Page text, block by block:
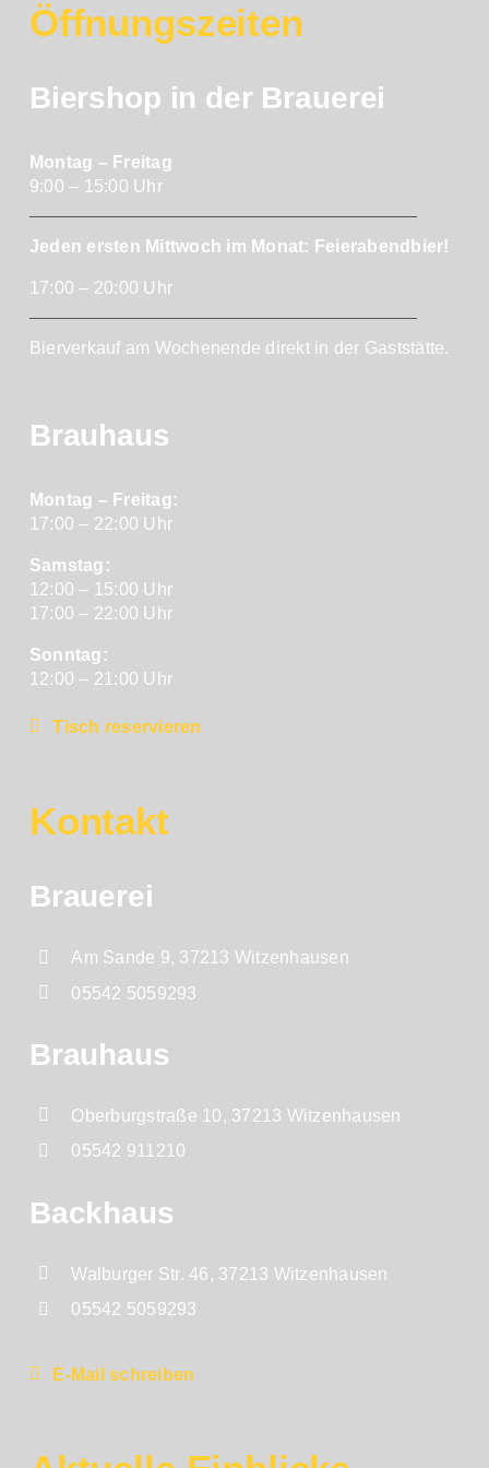
Öffnungszeiten
Biershop in der Brauerei
Montag – Freitag
9:00 – 15:00 Uhr
Jeden ersten Mittwoch im Monat: Feierabendbier!
17:00 – 20:00 Uhr
Bierverkauf am Wochenende direkt in der Gaststätte.
Brauhaus
Montag – Freitag:
17:00 – 22:00 Uhr
Samstag:
12:00 – 15:00 Uhr
17:00 – 22:00 Uhr
Sonntag:
12:00 – 21:00 Uhr
Tisch reservieren
Kontakt
Brauerei
Am Sande 9, 37213 Witzenhausen
05542 5059293
Brauhaus
Oberburgstraße 10, 37213 Witzenhausen
05542 911210
Backhaus
Walburger Str. 46, 37213 Witzenhausen
05542 5059293
E-Mail schreiben